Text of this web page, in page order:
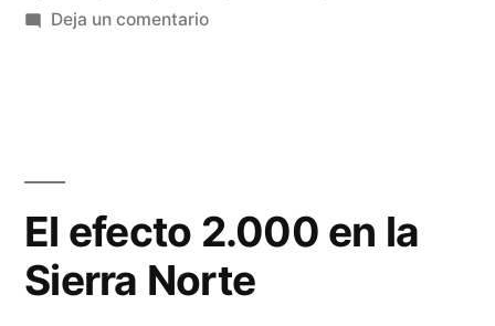
Deja un comentarioen
El efecto 2.000 en la
Sierra Norte